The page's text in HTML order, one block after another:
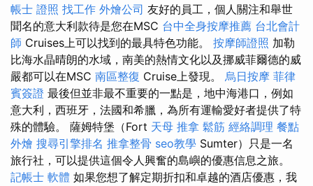
帳士 證照 找工作 外燴公司 友好的員工，個人關注和舉世
聞名的意大利款待是您在MSC 台中全身按摩推薦 台北會計
師 Cruises上可以找到的最具特色功能。 按摩師證照 加勒
比海水晶晴朗的水域，南美的熱情文化以及挪威菲爾德的威
嚴都可以在MSC 南區整復 Cruise上發現。 烏日按摩 菲律
賓簽證 最後但並非最不重要的一點是，地中海港口，例如
意大利，西班牙，法國和希臘，為所有運輸愛好者提供了特
殊的體驗。 薩姆特堡（Fort 天母 推拿 鬆筋 經絡調理 餐點
外燴 搜尋引擎排名 推拿整骨 seo教學 Sumter）只是一名
旅行社，可以提供這個令人興奮的島嶼的優惠信息之旅。
記帳士 軟體 如果您想了解定期折扣和卓越的酒店優惠，我